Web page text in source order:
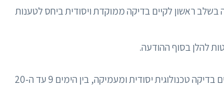
ראשון לקיים בדיקה ממוקדת ויסודית ביחס לטענות
להלן בסוף ההודעה.
צוות הבדיקה בסיועם של מומחים טכנולוגיים מגופי ביטחון, קיים בדיקה טכנולוגית יסודית ומעמיקה, בין הימים 9 עד ה-20